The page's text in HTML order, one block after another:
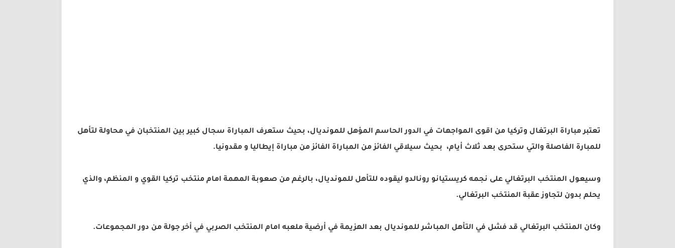
تعتبر مباراة البرتغال وتركيا من اقوى المواجهات في الدور الحاسم المؤهل للمونديال، بحيث ستعرف المباراة سجال كبير بين المنتخبان في محاولة لتأهل
للمبارة الفاصلة والتي ستحرى بعد ثلاث أيام، بحيث سيلاقي الفائز من المباراة الفائز من مباراة إيطاليا و مقدونيا.
وسيعول المنتخب البرتغالي على نجمه كريستيانو رونالدو ليقوده للتأهل للمونديال، بالرغم من صعوبة المهمة امام منتخب تركيا القوي و المنظم، والذي
يحلم بدون لتجاوز عقبة المنتخب البرتغالي.
وكان المنتخب البرتغالي قد فشل في التأهل المباشر للمونديال بعد الهزيمة في أرضية ملعبه امام المنتخب الصربي في أخر جولة من دور المجموعات.